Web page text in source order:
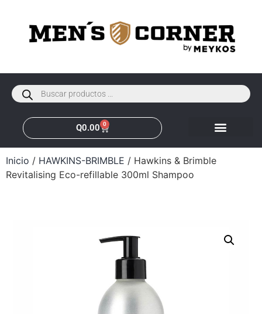
Q0.00 0
Inicio / HAWKINS-BRIMBLE / Hawkins & Brimble
Revitalising Eco-refillable 300ml Shampoo